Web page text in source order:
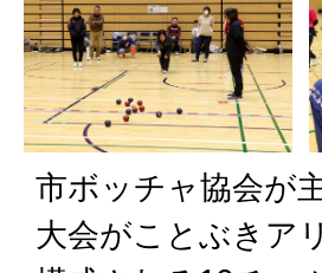
市ボッチャ協会が
大会がことぶきア